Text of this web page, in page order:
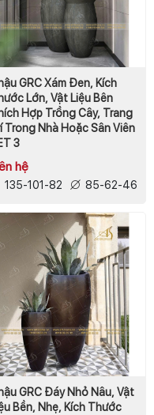
GRC Xám Đen, Kích
Lớn, Vật Liệu Bên
Hợp Trồng Cây, Trang
Trong Nhà Hoặc Sân Viên
3
hệ
135-101-82 85-62-46
GRC Đáy Nhỏ Nâu, Vật
Bền, Nhẹ, Kích Thước